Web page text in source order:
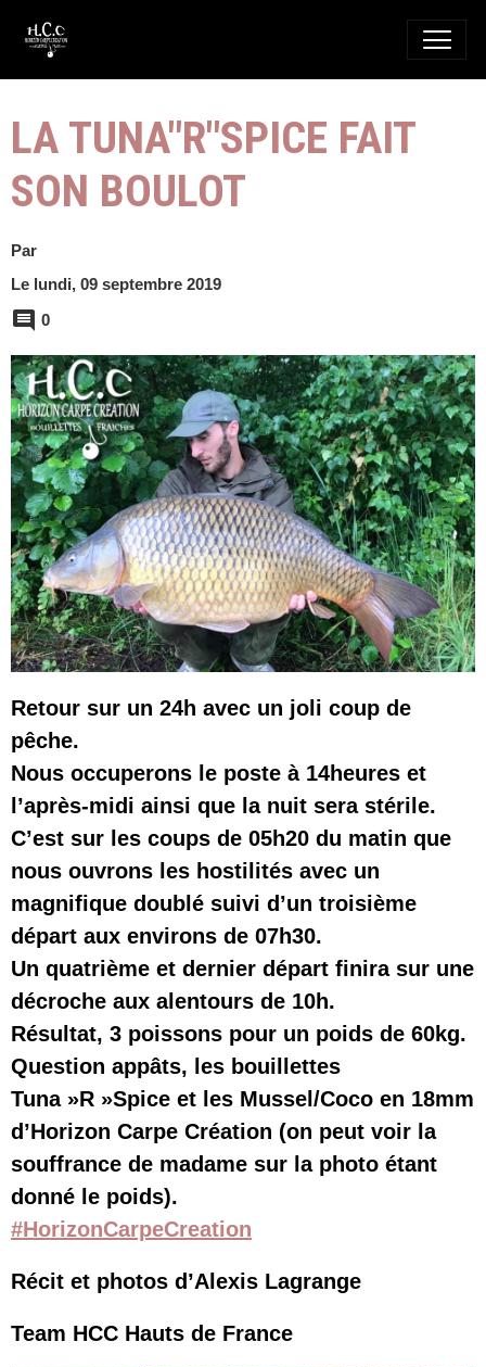
LA TUNA"R"SPICE FAIT
SON BOULOT
Par
Le lundi, 09 septembre 2019
0
Retour sur un 24h avec un joli coup de
pêche.
Nous occuperons le poste à 14heures et
l’après-midi ainsi que la nuit sera stérile.
C’est sur les coups de 05h20 du matin que
nous ouvrons les hostilités avec un
magnifique doublé suivi d’un troisième
départ aux environs de 07h30.
Un quatrième et dernier départ finira sur une
décroche aux alentours de 10h.
Résultat, 3 poissons pour un poids de 60kg.
Question appâts, les bouillettes
Tuna »R »Spice et les Mussel/Coco en 18mm
d’Horizon Carpe Création (on peut voir la
souffrance de madame sur la photo étant
donné le poids).
#HorizonCarpeCreation
Récit et photos d’Alexis Lagrange
Team HCC Hauts de France